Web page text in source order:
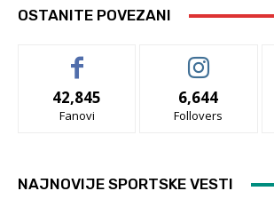
OSTANITE POVEZANI
42,845
Fanovi
6,644
Follovers
NAJNOVIJE SPORTSKE VESTI